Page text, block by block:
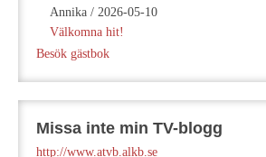
Annika / 2026-05-10
Välkomna hit!
Besök gästbok
Missa inte min TV-blogg
http://www.atvb.alkb.se